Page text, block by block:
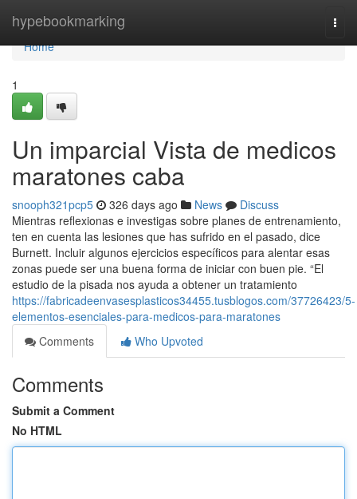
hypebookmarking
Home
Home
1
Un imparcial Vista de medicos
maratones caba
snooph321pcp5 326 days ago News
Discuss
Mientras reflexionas e investigas sobre planes de entrenamiento,
ten en cuenta las lesiones que has sufrido en el pasado, dice
Burnett. Incluir algunos ejercicios específicos para alentar esas
zonas puede ser una buena forma de iniciar con buen pie. “El
estudio de la pisada nos ayuda a obtener un tratamiento
https://fabricadeenvasesplasticos34455.tusblogos.com/37726423/5-
elementos-esenciales-para-medicos-para-maratones
Comments
Who Upvoted
Comments
Submit a Comment
No HTML